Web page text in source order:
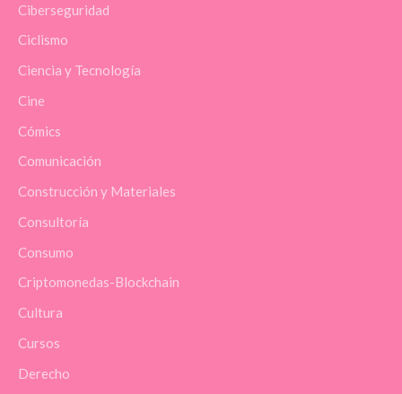
Ciberseguridad
Ciclismo
Ciencia y Tecnología
Cine
Cómics
Comunicación
Construcción y Materiales
Consultoría
Consumo
Criptomonedas-Blockchain
Cultura
Cursos
Derecho